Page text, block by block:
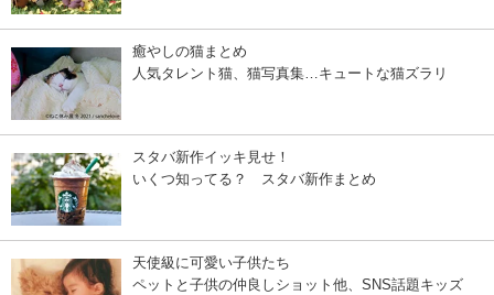
癒やしの猫まとめ
人気タレント猫、猫写真集…キュートな猫ズラリ
スタバ新作イッキ見せ！
いくつ知ってる？ スタバ新作まとめ
天使級に可愛い子供たち
ペットと子供の仲良しショット他、SNS話題キッズ